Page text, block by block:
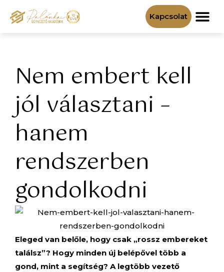
Kapcsolat
Nem embert kell
jól választani –
hanem
rendszerben
gondolkodni
Eleged van belőle, hogy csak „rossz embereket
találsz”? Hogy minden új belépővel több a
gond, mint a segítség? A legtöbb vezető